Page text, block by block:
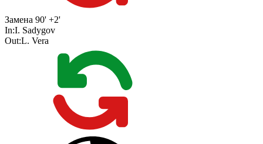
Замена 90' +2'
In:I. Sadygov
Out:L. Vera